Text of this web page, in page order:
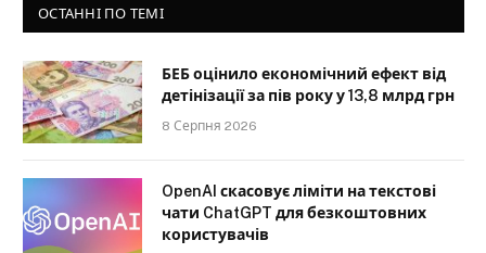
ОСТАННІ ПО ТЕМІ
БЕБ оцінило економічний ефект від
детінізації за пів року у 13,8 млрд грн
8 Серпня 2026
OpenAI скасовує ліміти на текстові
чати ChatGPT для безкоштовних
користувачів